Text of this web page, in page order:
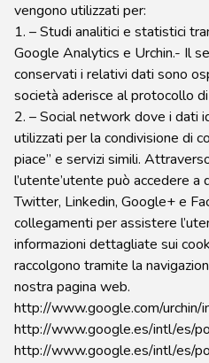
vengono utilizzati per:
1. – Studi analitici e statistici
Google Analytics e Urchin.- Il
conservati i relativi dati sono
società aderisce al protocollo
2. – Social network dove i dati
utilizzati per la condivisione di
piace” e servizi simili.
l’utente’utente può accedere
Twitter, Linkedin, Google+ e
collegamenti per assistere
informazioni dettagliate sui
raccolgono tramite la
nostra pagina web.
http://www.google.com/urchin/
http://www.google.es/intl/es/
http://www.google.es/intl/es/